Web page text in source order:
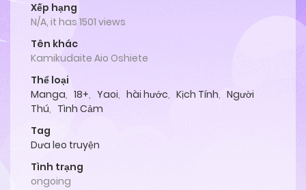
Xếp hạng
N/A, it has 1501 views
Tên khác
Kamikudaite Aio Oshiete
Thể loại
Manga, 18+, Yaoi, hài hước, Kịch Tính, Người
Thú, Tình Cảm
Tag
Dưa leo truyện
Tình trạng
ongoing